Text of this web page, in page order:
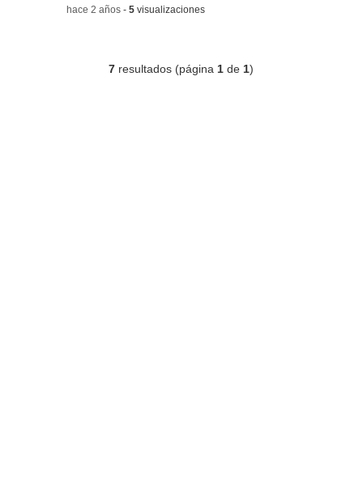
-hace 2 años -5 visualizaciones
7 resultados (página 1 de 1)